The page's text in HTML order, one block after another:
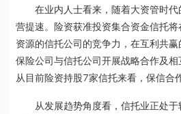
在业内人士看来，随着大资管时代
营提速。险资获准投资集合资金信托
资源的信托公司的竞争力，在互利共
保险公司与信托公司开展战略合作及相
从目前险资持股7家信托来看，保信合
从发展趋势角度看，信托业正处于